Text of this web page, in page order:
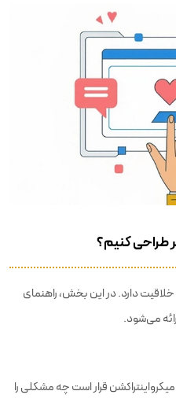
طراحی کنیم؟
دارد. در این بخش، راهنمای
می‌شود.
قرار است چه مشکلی را